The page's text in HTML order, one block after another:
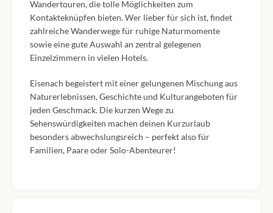
Wandertouren, die tolle Möglichkeiten zum
Kontakteknüpfen bieten. Wer lieber für sich ist, findet
zahlreiche Wanderwege für ruhige Naturmomente
sowie eine gute Auswahl an zentral gelegenen
Einzelzimmern in vielen Hotels.
Eisenach begeistert mit einer gelungenen Mischung aus
Naturerlebnissen, Geschichte und Kulturangeboten für
jeden Geschmack. Die kurzen Wege zu
Sehenswürdigkeiten machen deinen Kurzurlaub
besonders abwechslungsreich – perfekt also für
Familien, Paare oder Solo-Abenteurer!